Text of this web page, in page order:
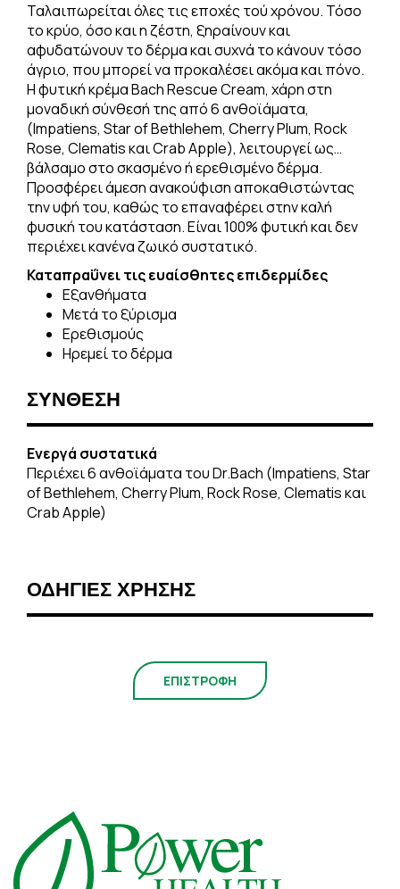
Ταλαιπωρείται όλες τις εποχές τού χρόνου. Τόσο
το κρύο, όσο και η ζέστη, ξηραίνουν και
αφυδατώνουν το δέρμα και συχνά το κάνουν τόσο
άγριο, που μπορεί να προκαλέσει ακόμα και πόνο.
Η φυτική κρέμα Bach Rescue Cream, χάρη στη
μοναδική σύνθεσή της από 6 ανθοϊάματα,
(Impatiens, Star of Bethlehem, Cherry Plum, Rock
Rose, Clematis και Crab Apple), λειτουργεί ως…
βάλσαμο στο σκασμένο ή ερεθισμένο δέρμα.
Προσφέρει άμεση ανακούφιση αποκαθιστώντας
την υφή του, καθώς το επαναφέρει στην καλή
φυσική του κατάσταση. Είναι 100% φυτική και δεν
περιέχει κανένα ζωικό συστατικό.
Καταπραΰνει τις ευαίσθητες επιδερμίδες
Εξανθήματα
Μετά το ξύρισμα
Ερεθισμούς
Ηρεμεί το δέρμα
ΣΥΝΘΕΣΗ
Ενεργά συστατικά
Περιέχει 6 ανθοϊάματα του Dr.Bach (Impatiens, Star
of Bethlehem, Cherry Plum, Rock Rose, Clematis και
Crab Apple)
ΟΔΗΓΙΕΣ ΧΡΗΣΗΣ
ΕΠΙΣΤΡΟΦΗ